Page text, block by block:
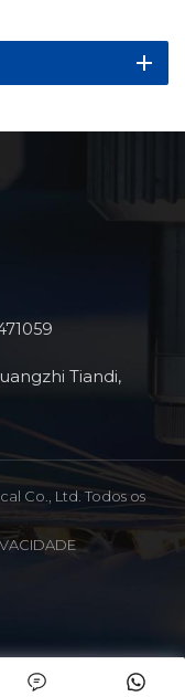
Tiandi,
Co., Ltd. Todos os